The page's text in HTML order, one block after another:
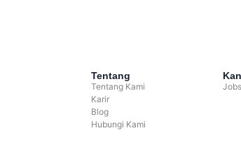
Tentang
Tentang Kami
Karir
Blog
Hubungi Kami